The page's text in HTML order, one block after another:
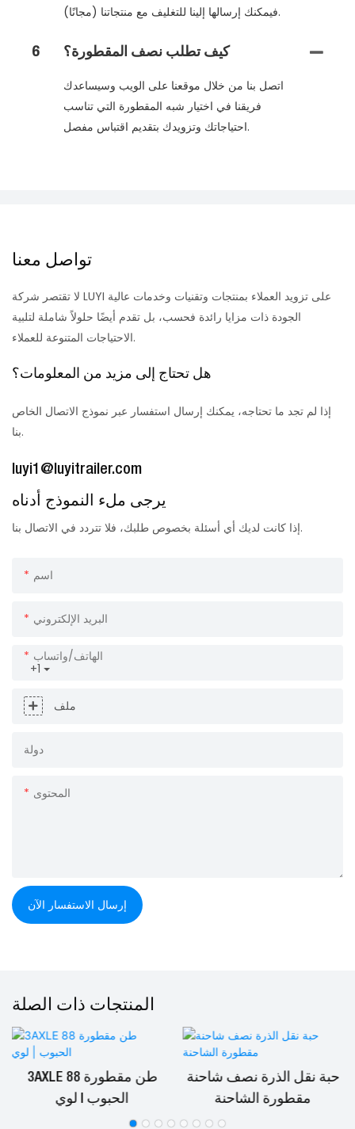
فيمكنك إرسالها إلينا للتغليف مع منتجاتنا (مجانًا).
6 كيف تطلب نصف المقطورة؟
اتصل بنا من خلال موقعنا على الويب وسيساعدك
فريقنا في اختيار شبه المقطورة التي تناسب
احتياجاتك وتزويدك بتقديم اقتباس مفصل.
تواصل معنا
لا تقتصر شركة LUYI على تزويد العملاء بمنتجات وتقنيات وخدمات عالية
الجودة ذات مزايا رائدة فحسب، بل تقدم أيضًا حلولاً شاملة لتلبية
الاحتياجات المتنوعة للعملاء.
هل تحتاج إلى مزيد من المعلومات؟
إذا لم تجد ما تحتاجه، يمكنك إرسال استفسار عبر نموذج الاتصال الخاص
بنا.
luyi1@luyitrailer.com
يرجى ملء النموذج أدناه
إذا كانت لديك أي أسئلة بخصوص طلبك، فلا تتردد في الاتصال بنا.
اسم
البريد الإلكتروني
+1
الهاتف/واتساب
ملف
دولة
المحتوى
إرسال الاستفسار الآن
المنتجات ذات الصلة
3AXLE 88 طن مقطورة
الحبوب | لوي
حبة نقل الذرة نصف شاحنة
مقطورة الشاحنة